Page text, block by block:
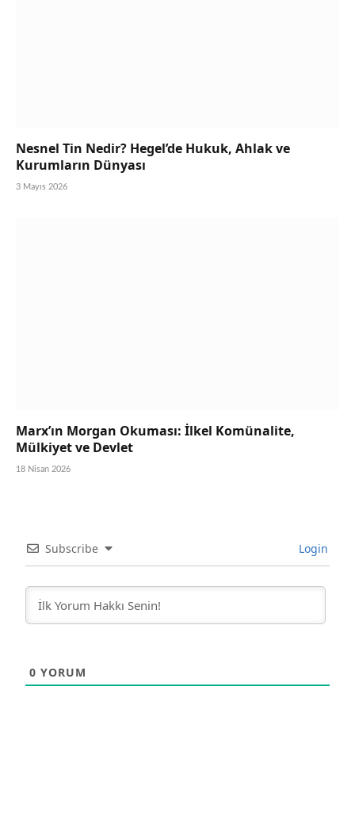
Nesnel Tin Nedir? Hegel’de Hukuk, Ahlak ve
Kurumların Dünyası
3 Mayıs 2026
Marx’ın Morgan Okuması: İlkel Komünalite,
Mülkiyet ve Devlet
18 Nisan 2026
Subscribe Login
0 YORUM